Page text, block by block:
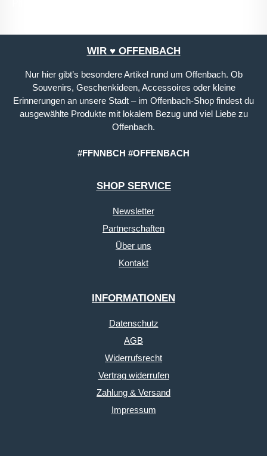
WIR ♥ OFFENBACH
Nur hier gibt’s besondere Artikel rund um Offenbach. Ob
Souvenirs, Geschenkideen, Accessoires oder kleine
Erinnerungen an unsere Stadt – im Offenbach-Shop findest du
ausgewählte Produkte mit lokalem Bezug und viel Liebe zu
Offenbach.
#FFNNBCH #OFFENBACH
SHOP SERVICE
Newsletter
Partnerschaften
Über uns
Kontakt
INFORMATIONEN
Datenschutz
AGB
Widerrufsrecht
Vertrag widerrufen
Zahlung & Versand
Impressum